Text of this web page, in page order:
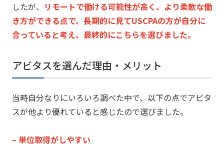
したが、 リモートで働ける可能性が高く、より柔軟な働
き方ができる点で、 長期的に見てUSCPAの方が自分に
合っていると考え、 最終的にこちらを選びました。
アビタスを選んだ理由・メリット
当時自分なりにいろいろ調べた中で、 以下の点でアビタ
スが他より優れていると感じたので選びました。
– 単位取得がしやすい